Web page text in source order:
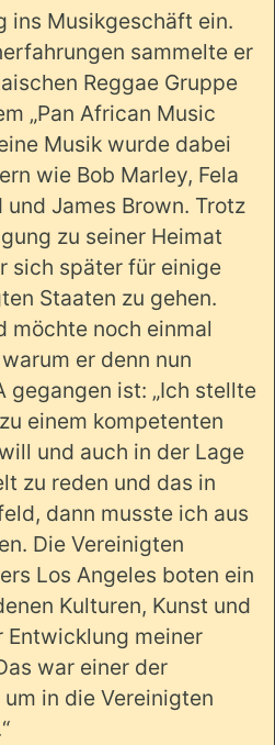
ins Musikgeschäft ein.
sammelte er
Reggae Gruppe
„Pan African Music
Musik wurde dabei
wie Bob Marley, Fela
James Brown. Trotz
zu seiner Heimat
sich später für einige
Staaten zu gehen.
möchte noch einmal
er denn nun
gegangen ist: „Ich stellte
einem kompetenten
und auch in der Lage
zu reden und das in
dann musste ich aus
Die Vereinigten
Los Angeles boten ein
Kulturen, Kunst und
Entwicklung meiner
war einer der
in die Vereinigten